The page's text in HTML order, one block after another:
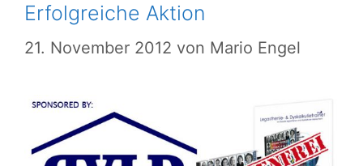
Erfolgreiche Aktion
21. November 2012 von Mario Engel